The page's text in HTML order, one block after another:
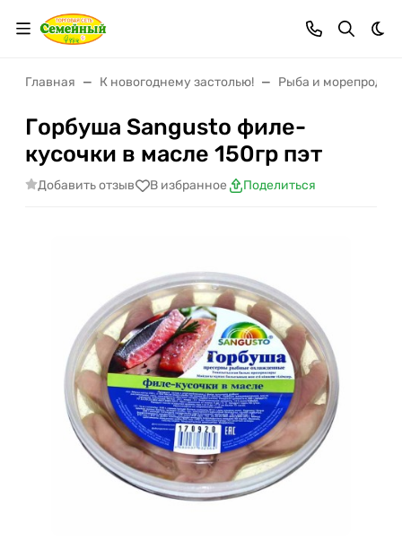
Главная К новогоднему застолью! Рыба и
Горбуша Sangusto филе-
кусочки в масле 150гр пэт
Добавить отзыв В избранное Поделиться